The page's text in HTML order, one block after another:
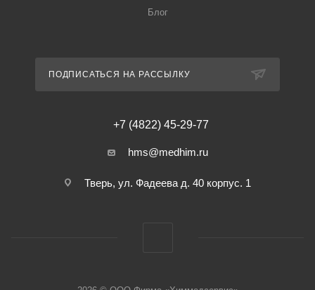
Блог
ПОДПИСАТЬСЯ НА РАССЫЛКУ
+7 (4822) 45-29-77
hms@medhim.ru
Тверь, ул. Фадеева д. 40 корпус. 1